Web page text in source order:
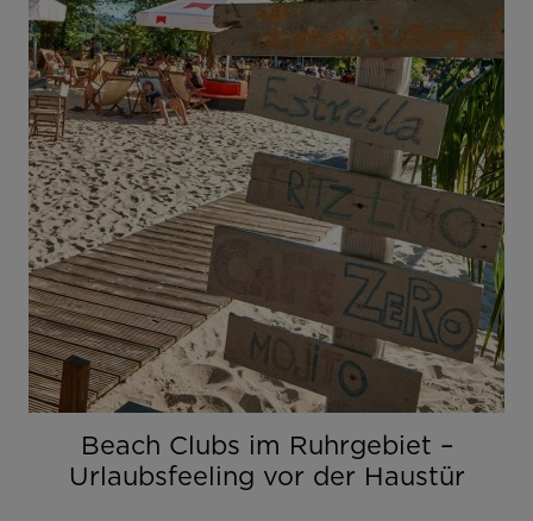
Beach Clubs im Ruhrgebiet –
Urlaubsfeeling vor der Haustür